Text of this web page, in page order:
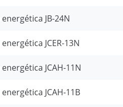
JB-24N
JCER-13N
JCAH-11N
JCAH-11B